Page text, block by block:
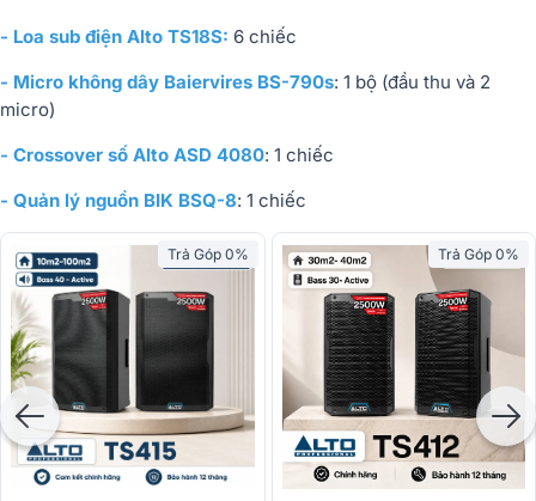
- Loa sub điện Alto TS18S: 6 chiếc
- Micro không dây Baiervires BS-790s: 1 bộ (đầu thu và 2
micro)
- Crossover số Alto ASD 4080: 1 chiếc
- Quản lý nguồn BIK BSQ-8: 1 chiếc
Trả Góp 0% Trả Góp 0%